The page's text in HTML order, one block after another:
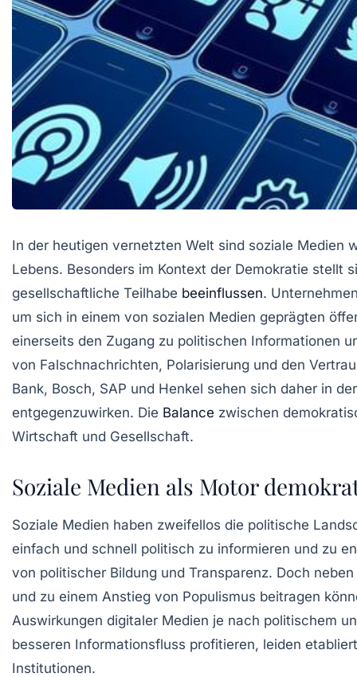
In der heutigen vernetzten Welt sind soziale Medien
Lebens. Besonders im Kontext der Demokratie stellt
gesellschaftliche Teilhabe beeinflussen.
um sich in einem von sozialen Medien geprägten
einerseits den Zugang zu politischen Informationen
von Falschnachrichten, Polarisierung und den
Bank, Bosch, SAP und Henkel sehen sich daher in
entgegenzuwirken. Die Balance zwischen
Wirtschaft und Gesellschaft.
Soziale Medien als Motor
Soziale Medien haben zweifellos die politische
einfach und schnell politisch zu informieren und zu
von politischer Bildung und Transparenz. Doch
und zu einem Anstieg von Populismus beitragen
Auswirkungen digitaler Medien je nach politischem
besseren Informationsfluss profitieren, leiden
Institutionen.